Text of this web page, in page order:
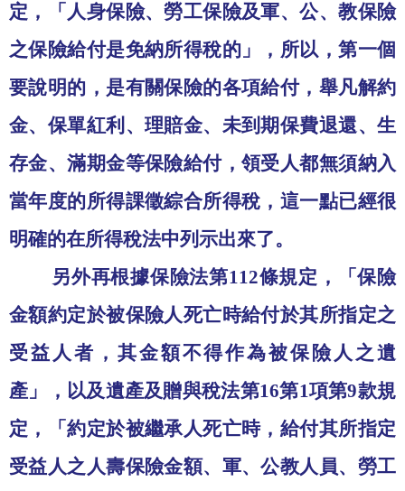
定，「人身保險、勞工保險及軍、公、教保險
之保險給付是免納所得稅的」，所以，第一個
要說明的，是有關保險的各項給付，舉凡解約
金、保單紅利、理賠金、未到期保費退還、生
存金、滿期金等保險給付，領受人都無須納入
當年度的所得課徵綜合所得稅，這一點已經很
明確的在所得稅法中列示出來了。
另外再根據保險法第112條規定，「保險
金額約定於被保險人死亡時給付於其所指定之
受益人者，其金額不得作為被保險人之遺
產」，以及遺產及贈與稅法第16第1項第9款規
定，「約定於被繼承人死亡時，給付其所指定
受益人之人壽保險金額、軍、公教人員、勞工